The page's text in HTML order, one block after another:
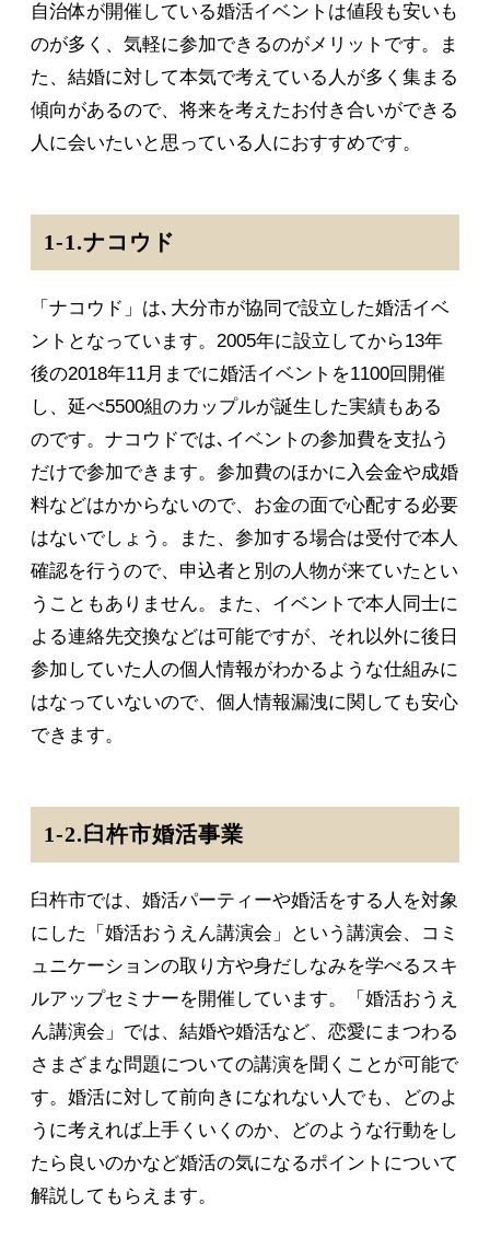
自治体が開催している婚活イベントは値段も安いも
のが多く、気軽に参加できるのがメリットです。ま
た、結婚に対して本気で考えている人が多く集まる
傾向があるので、将来を考えたお付き合いができる
人に会いたいと思っている人におすすめです。
1-1.ナコウド
「ナコウド」は､大分市が協同で設立した婚活イベ
ントとなっています。2005年に設立してから13年
後の2018年11月までに婚活イベントを1100回開催
し、延べ5500組のカップルが誕生した実績もある
のです。ナコウドでは､イベントの参加費を支払う
だけで参加できます。参加費のほかに入会金や成婚
料などはかからないので、お金の面で心配する必要
はないでしょう。また、参加する場合は受付で本人
確認を行うので、申込者と別の人物が来ていたとい
うこともありません。また、イベントで本人同士に
よる連絡先交換などは可能ですが、それ以外に後日
参加していた人の個人情報がわかるような仕組みに
はなっていないので、個人情報漏洩に関しても安心
できます。
1-2.臼杵市婚活事業
臼杵市では、婚活パーティーや婚活をする人を対象
にした「婚活おうえん講演会」という講演会、コミ
ュニケーションの取り方や身だしなみを学べるスキ
ルアップセミナーを開催しています。「婚活おうえ
ん講演会」では、結婚や婚活など、恋愛にまつわる
さまざまな問題についての講演を聞くことが可能で
す。婚活に対して前向きになれない人でも、どのよ
うに考えれば上手くいくのか、どのような行動をし
たら良いのかなど婚活の気になるポイントについて
解説してもらえます。